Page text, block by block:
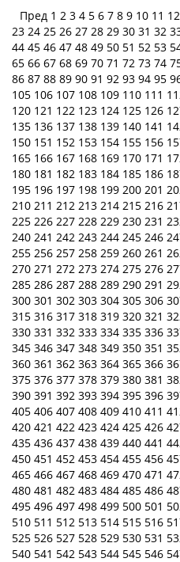
Пред 1 2 3 4 5 6 7 8 9 10 11 12
23 24 25 26 27 28 29 30 31 32
44 45 46 47 48 49 50 51 52 53
65 66 67 68 69 70 71 72 73 74
86 87 88 89 90 91 92 93 94 95
105 106 107 108 109 110 111
120 121 122 123 124 125 126
135 136 137 138 139 140 141
150 151 152 153 154 155 156
165 166 167 168 169 170 171
180 181 182 183 184 185 186
195 196 197 198 199 200 201
210 211 212 213 214 215 216
225 226 227 228 229 230 231
240 241 242 243 244 245 246
255 256 257 258 259 260 261
270 271 272 273 274 275 276
285 286 287 288 289 290 291
300 301 302 303 304 305 306
315 316 317 318 319 320 321
330 331 332 333 334 335 336
345 346 347 348 349 350 351
360 361 362 363 364 365 366
375 376 377 378 379 380 381
390 391 392 393 394 395 396
405 406 407 408 409 410 411
420 421 422 423 424 425 426
435 436 437 438 439 440 441
450 451 452 453 454 455 456
465 466 467 468 469 470 471
480 481 482 483 484 485 486
495 496 497 498 499 500 501
510 511 512 513 514 515 516
525 526 527 528 529 530 531
540 541 542 543 544 545 546